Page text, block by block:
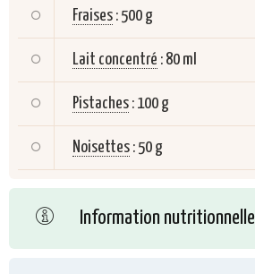
Fraises : 500 g
Lait concentré : 80 ml
Pistaches : 100 g
Noisettes : 50 g
Information nutritionnelle